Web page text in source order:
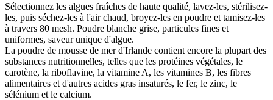
Sélectionnez les algues fraîches de haute qualité, lavez-les, stérilisez-
les, puis séchez-les à l'air chaud, broyez-les en poudre et tamisez-les
à travers 80 mesh. Poudre blanche grise, particules fines et
uniformes, saveur unique d'algue.
La poudre de mousse de mer d'Irlande contient encore la plupart des
substances nutritionnelles, telles que les protéines végétales, le
carotène, la riboflavine, la vitamine A, les vitamines B, les fibres
alimentaires et d'autres acides gras insaturés, le fer, le zinc, le
sélénium et le calcium.